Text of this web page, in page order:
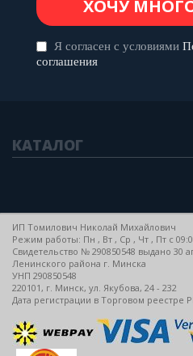
Я согласен с условиями
соглашения
КАТАЛОГ
ИП Томилович Николай Михайлович
Режим работы: Пн , Вт , Ср , Чт , Пт c
Свидетельство № 290850548 выдано 30
Ленинского района г. Минска
УНП 290850548
220101, г. Минск, ул. Якубова, 24 - 232
Дата регистрации в Торговом реестре